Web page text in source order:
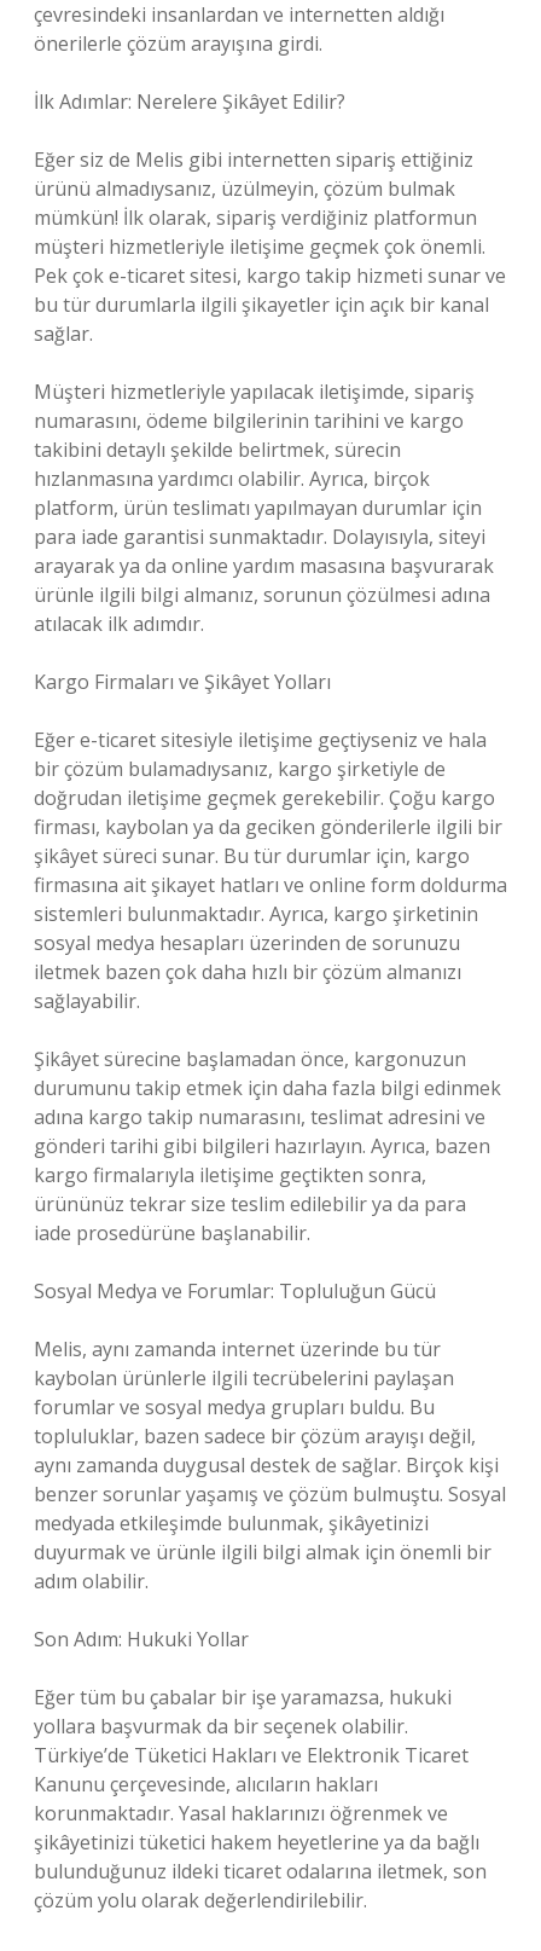
çevresindeki insanlardan ve internetten aldığı
önerilerle çözüm arayışına girdi.
İlk Adımlar: Nerelere Şikâyet Edilir?
Eğer siz de Melis gibi internetten sipariş ettiğiniz
ürünü almadıysanız, üzülmeyin, çözüm bulmak
mümkün! İlk olarak, sipariş verdiğiniz platformun
müşteri hizmetleriyle iletişime geçmek çok önemli.
Pek çok e-ticaret sitesi, kargo takip hizmeti sunar ve
bu tür durumlarla ilgili şikayetler için açık bir kanal
sağlar.
Müşteri hizmetleriyle yapılacak iletişimde, sipariş
numarasını, ödeme bilgilerinin tarihini ve kargo
takibini detaylı şekilde belirtmek, sürecin
hızlanmasına yardımcı olabilir. Ayrıca, birçok
platform, ürün teslimatı yapılmayan durumlar için
para iade garantisi sunmaktadır. Dolayısıyla, siteyi
arayarak ya da online yardım masasına başvurarak
ürünle ilgili bilgi almanız, sorunun çözülmesi adına
atılacak ilk adımdır.
Kargo Firmaları ve Şikâyet Yolları
Eğer e-ticaret sitesiyle iletişime geçtiyseniz ve hala
bir çözüm bulamadıysanız, kargo şirketiyle de
doğrudan iletişime geçmek gerekebilir. Çoğu kargo
firması, kaybolan ya da geciken gönderilerle ilgili bir
şikâyet süreci sunar. Bu tür durumlar için, kargo
firmasına ait şikayet hatları ve online form doldurma
sistemleri bulunmaktadır. Ayrıca, kargo şirketinin
sosyal medya hesapları üzerinden de sorunuzu
iletmek bazen çok daha hızlı bir çözüm almanızı
sağlayabilir.
Şikâyet sürecine başlamadan önce, kargonuzun
durumunu takip etmek için daha fazla bilgi edinmek
adına kargo takip numarasını, teslimat adresini ve
gönderi tarihi gibi bilgileri hazırlayın. Ayrıca, bazen
kargo firmalarıyla iletişime geçtikten sonra,
ürününüz tekrar size teslim edilebilir ya da para
iade prosedürüne başlanabilir.
Sosyal Medya ve Forumlar: Topluluğun Gücü
Melis, aynı zamanda internet üzerinde bu tür
kaybolan ürünlerle ilgili tecrübelerini paylaşan
forumlar ve sosyal medya grupları buldu. Bu
topluluklar, bazen sadece bir çözüm arayışı değil,
aynı zamanda duygusal destek de sağlar. Birçok kişi
benzer sorunlar yaşamış ve çözüm bulmuştu. Sosyal
medyada etkileşimde bulunmak, şikâyetinizi
duyurmak ve ürünle ilgili bilgi almak için önemli bir
adım olabilir.
Son Adım: Hukuki Yollar
Eğer tüm bu çabalar bir işe yaramazsa, hukuki
yollara başvurmak da bir seçenek olabilir.
Türkiye’de Tüketici Hakları ve Elektronik Ticaret
Kanunu çerçevesinde, alıcıların hakları
korunmaktadır. Yasal haklarınızı öğrenmek ve
şikâyetinizi tüketici hakem heyetlerine ya da bağlı
bulunduğunuz ildeki ticaret odalarına iletmek, son
çözüm yolu olarak değerlendirilebilir.